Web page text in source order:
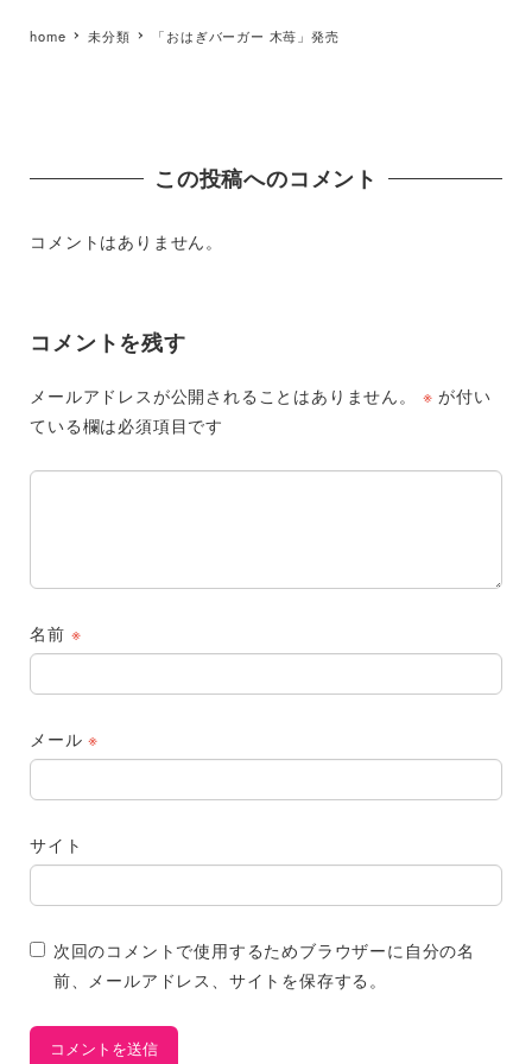
home 未分類 「おはぎバーガー 木苺」発売
この投稿へのコメント
コメントはありません。
コメントを残す
メールアドレスが公開されることはありません。 ※ が付い
ている欄は必須項目です
名前 ※
メール※
サイト
次回のコメントで使用するためブラウザーに自分の名
前、メールアドレス、サイトを保存する。